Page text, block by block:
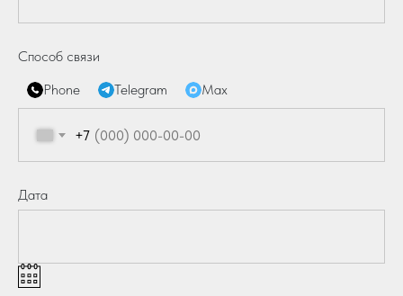
Способ связи
Phone
Telegram Max
+7
Дата